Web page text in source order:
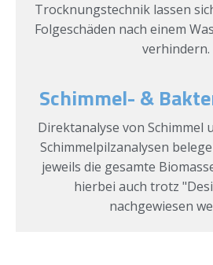
Trocknungstechnik lassen
Folgeschäden nach einem
verhindern.
Schimmel- &
Direktanalyse von Schimmel
Schimmelpilzanalysen
jeweils die gesamte
hierbei auch trotz
nachgewiesen